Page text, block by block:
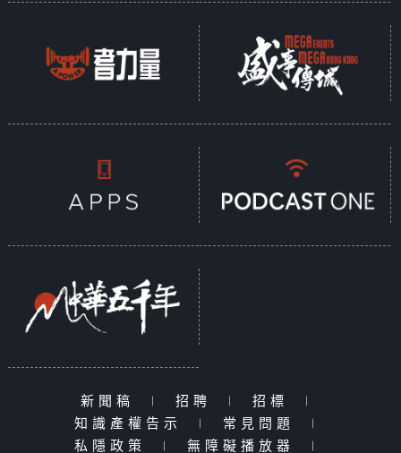
新聞稿 | 招聘 | 招標
|
知識產權告示
| 常見問題
|
私隱政策
| 無障礙播放器 |